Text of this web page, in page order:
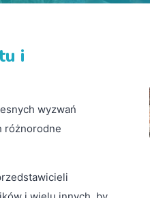
i
wyzwań
różnorodne